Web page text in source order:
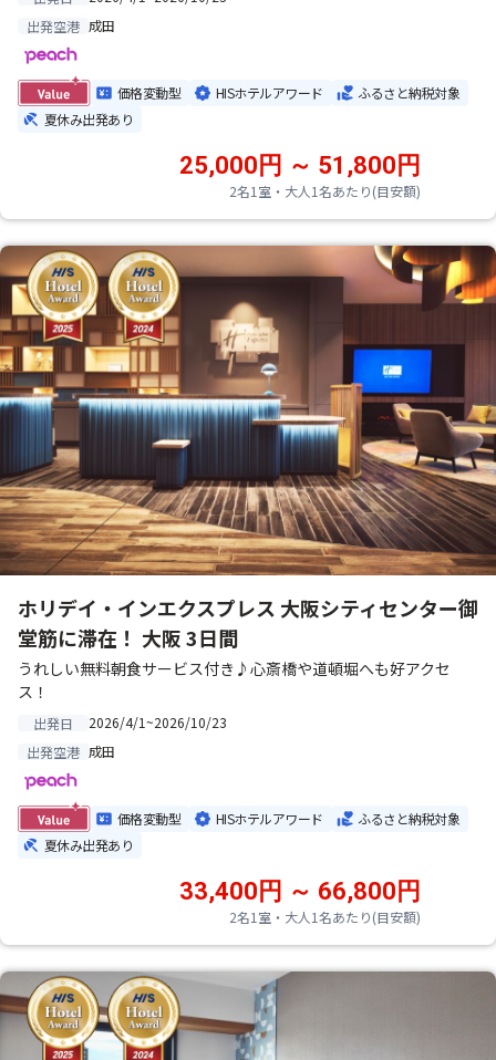
出発空港 成田
価格変動型 HISホテルアワード
ふるさと納税対象
夏休み出発あり
2名1室・大人1名あたり(目安額)
25,000円 ～ 51,800円
ホリデイ・インエクスプレス 大阪シティセンター御
堂筋に滞在！ 大阪 3日間
うれしい無料朝食サービス付き♪心斎橋や道頓堀へも好アクセ
ス！
出発日
2026/4/1~2026/10/23
出発空港 成田
価格変動型 HISホテルアワード
ふるさと納税対象
夏休み出発あり
2名1室・大人1名あたり(目安額)
33,400円 ～ 66,800円